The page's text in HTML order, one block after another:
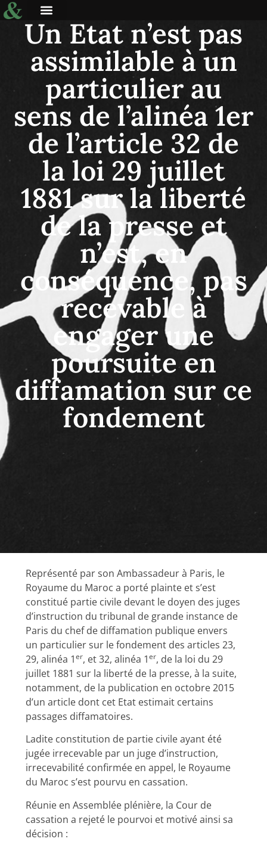
Un Etat n’est pas
assimilable à un
particulier au
sens de l’alinéa 1er
de l’article 32 de
la loi 29 juillet
1881 sur la liberté
de la presse et
n’est, en
conséquence, pas
recevable à
engager une
poursuite en
diffamation sur ce
fondement
Représenté par son Ambassadeur à Paris, le
Royaume du Maroc a porté plainte et s’est
constitué partie civile devant le doyen des juges
d’instruction du tribunal de grande instance de
Paris du chef de diffamation publique envers
un particulier sur le fondement des articles 23,
29, alinéa 1er, et 32, alinéa 1er, de la loi du 29
juillet 1881 sur la liberté de la presse, à la suite,
notamment, de la publication en octobre 2015
d’un article dont cet Etat estimait certains
passages diffamatoires.
Ladite constitution de partie civile ayant été
jugée irrecevable par un juge d’instruction,
irrecevabilité confirmée en appel, le Royaume
du Maroc s’est pourvu en cassation.
Réunie en Assemblée plénière, la Cour de
cassation a rejeté le pourvoi et motivé ainsi sa
décision :